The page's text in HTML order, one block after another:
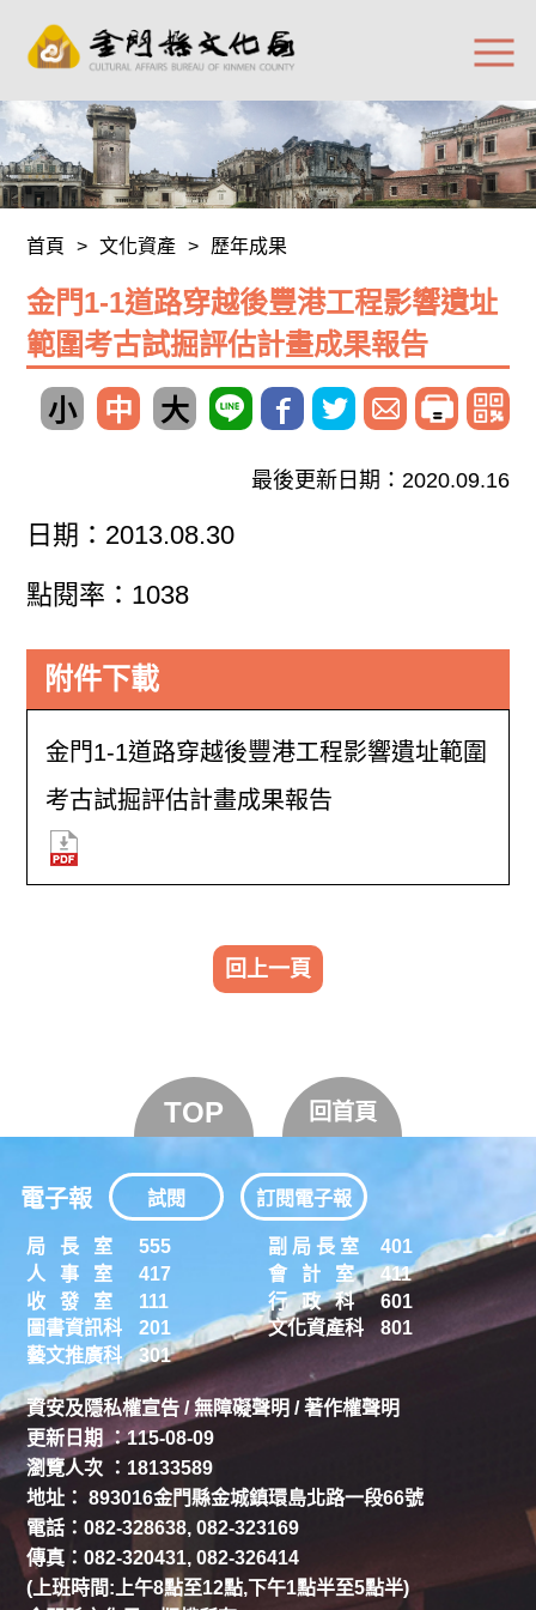
首頁 > 文化資產 > 歷年成果
金門1-1道路穿越後豐港工程影響遺址
範圍考古試掘評估計畫成果報告
小 中 大
最後更新日期：2020.09.16
日期：2013.08.30
點閱率：1038
附件下載
金門1-1道路穿越後豐港工程影響遺址範圍
考古試掘評估計畫成果報告
回上一頁
TOP 回首頁
資安及隱私權宣告 /無障礙聲明 /著作權聲明
更新日期 ：115-08-09
瀏覽人次 ：18133589
地址： 893016金門縣金城鎮環島北路一段66號
電話：082-328638, 082-323169
傳真：082-320431, 082-326414
(上班時間:上午8點至12點,下午1點半至5點半)
局 長 室 555 副 局 長 室
401
人 事 室
417 會 計 室
411
收 發 室
111 行 政 科
601
圖書資訊科
201 文化資產科
801
藝文推廣科
301
電子報 試閱 訂閱電子報